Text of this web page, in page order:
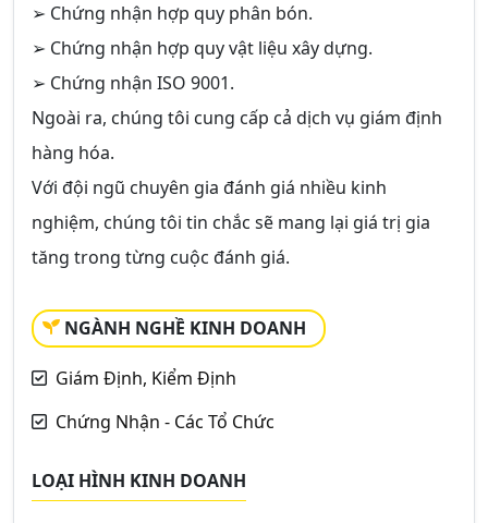
➢ Chứng nhận hợp quy phân bón.
➢ Chứng nhận hợp quy vật liệu xây dựng.
➢ Chứng nhận ISO 9001.
Ngoài ra, chúng tôi cung cấp cả dịch vụ giám định
hàng hóa.
Với đội ngũ chuyên gia đánh giá nhiều kinh
nghiệm, chúng tôi tin chắc sẽ mang lại giá trị gia
tăng trong từng cuộc đánh giá.
NGÀNH NGHỀ KINH DOANH
Giám Định, Kiểm Định
Chứng Nhận - Các Tổ Chức
LOẠI HÌNH KINH DOANH